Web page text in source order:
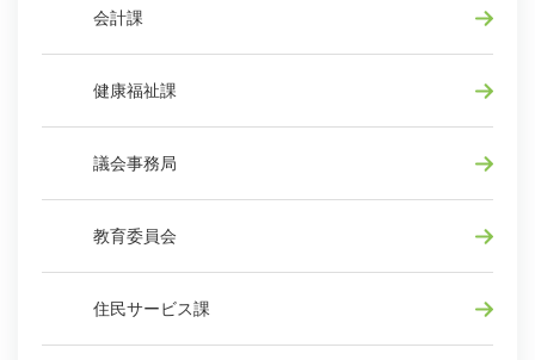
会計課
健康福祉課
議会事務局
教育委員会
住民サービス課